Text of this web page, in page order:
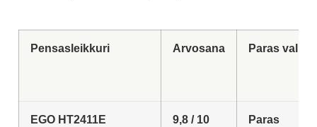
Pensasleikkuri Arvosana Paras valinta
EGO HT2411E 9,8 / 10
Paras